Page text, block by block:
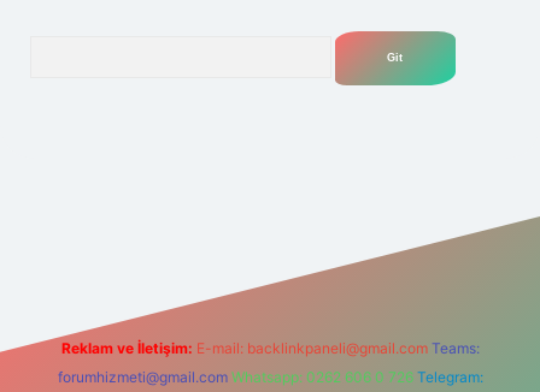
Reklam ve İletişim: E-mail: backlinkpaneli@gmail.com Teams:
forumhizmeti@gmail.com Whatsapp: 0262 606 0 726 Telegram: